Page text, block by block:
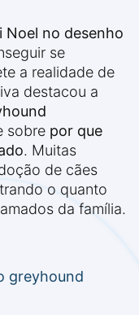
Noel no desenho
se
a realidade de
destacou a
sobre por que
. Muitas
de cães
o quanto
da família.
greyhound